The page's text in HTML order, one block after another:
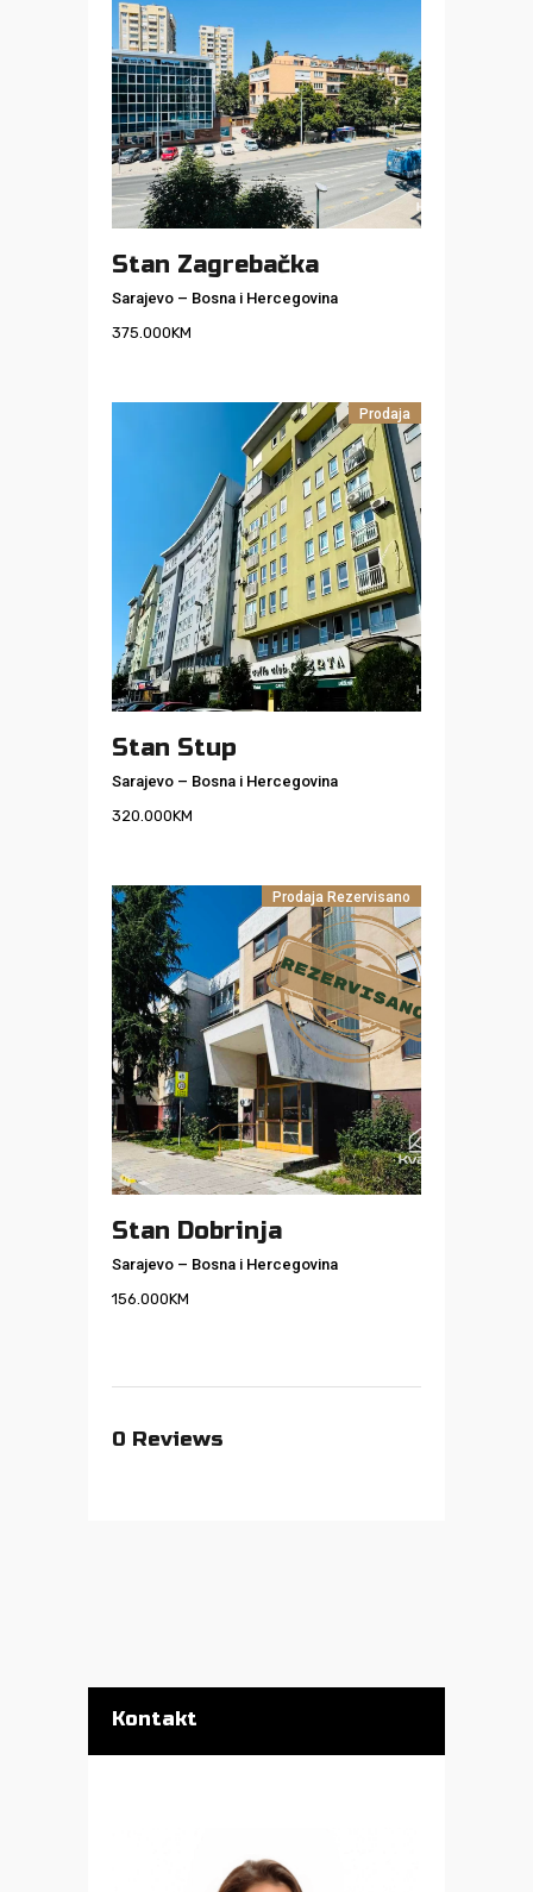
Stan Zagrebačka
Sarajevo – Bosna i Hercegovina
375.000KM
Prodaja
Stan Stup
Sarajevo – Bosna i Hercegovina
320.000KM
Prodaja Rezervisano
Stan Dobrinja
Sarajevo – Bosna i Hercegovina
156.000KM
0 Reviews
Kontakt